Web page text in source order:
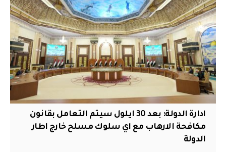
ادارة الدولة: بعد 30 ايلول سيتم التعامل بقانون
مكافحة الارهاب مع اي سلوك مسلح خارج اطار
الدولة